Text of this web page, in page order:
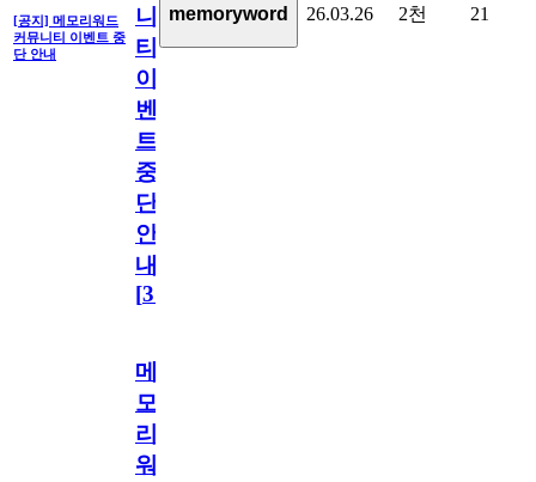
[공지] 메모리워드
커뮤니티 이벤트 중
단 안내
니
티
이
벤
트
중
단
안
내
[31
memoryword 26.03.26 2천 21
메
모
리
워